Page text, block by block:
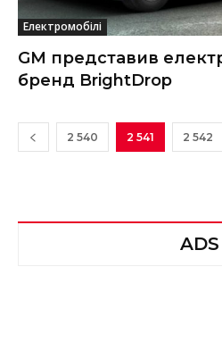
Електромобілі
GM представив
бренд BrightDrop
2 540 2 541 2 542
ADS